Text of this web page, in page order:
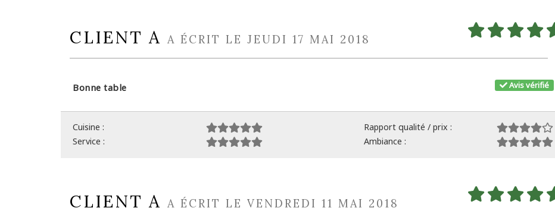
CLIENT A A ÉCRIT LE JEUDI 17 MAI 2018
Avis vérifié
Bonne table
Cuisine :
Rapport qualité / prix :
Service :
Ambiance :
CLIENT A A ÉCRIT LE VENDREDI 11 MAI 2018